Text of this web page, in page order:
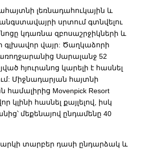
լեռնադահուկային և
սրտում գտնվելու
կդառնա զբոսաշրջիկների և
գլխավոր վայր: Ծաղկաձորի
Սարալանջ 52
հյուրանոց կարելի է հասնել
Միջնադարյան հայտնի
Movenpick Resort
կլինի հասնել քայլելով, իսկ
մեքենայով ընդամենը 40
տարբեր դասի ընդարձակ և